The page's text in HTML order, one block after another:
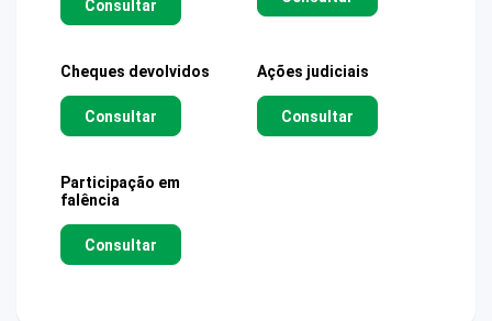
Consultar
Cheques devolvidos
Consultar
Ações judiciais
Consultar
Participação em
falência
Consultar